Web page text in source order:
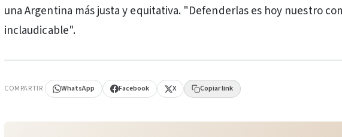
una Argentina más justa y equitativa. "Defenderlas es hoy nuestro
inclaudicable".
COMPARTIR WhatsApp Facebook X Copiar link